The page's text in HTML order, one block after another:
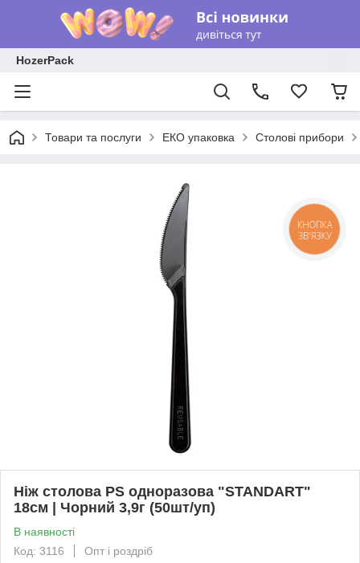
HozerPack
Товари та послуги ЕКО упаковка Столові прибори
Ніж столова PS одноразова "STANDART"
18см | Чорний 3,9г (50шт/уп)
В наявності
Код: 3116
Опт і роздріб
КНОПКА
ЗВ'ЯЗКУ